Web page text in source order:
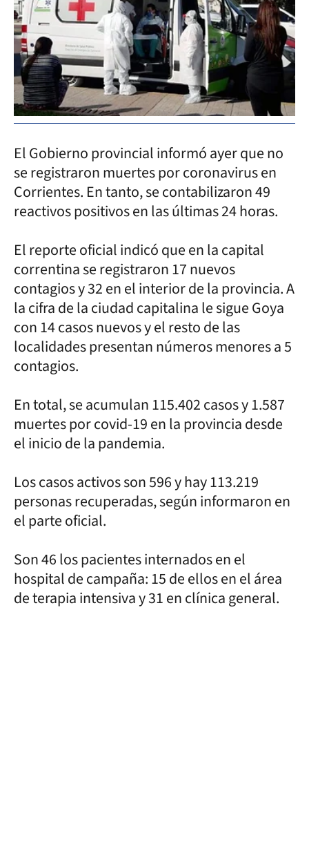
El Gobierno provincial informó ayer que no
se registraron muertes por coronavirus en
Corrientes. En tanto, se contabilizaron 49
reactivos positivos en las últimas 24 horas.
El reporte oficial indicó que en la capital
correntina se registraron 17 nuevos
contagios y 32 en el interior de la provincia. A
la cifra de la ciudad capitalina le sigue Goya
con 14 casos nuevos y el resto de las
localidades presentan números menores a 5
contagios.
En total, se acumulan 115.402 casos y 1.587
muertes por covid-19 en la provincia desde
el inicio de la pandemia.
Los casos activos son 596 y hay 113.219
personas recuperadas, según informaron en
el parte oficial.
Son 46 los pacientes internados en el
hospital de campaña: 15 de ellos en el área
de terapia intensiva y 31 en clínica general.